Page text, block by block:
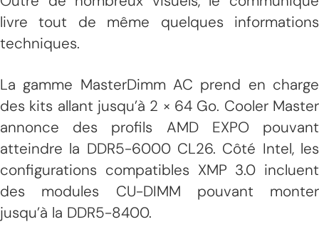
livre tout de même quelques informations
techniques.
La gamme MasterDimm AC prend en charge
des kits allant jusqu’à 2 × 64 Go. Cooler Master
annonce des profils AMD EXPO pouvant
atteindre la DDR5-6000 CL26. Côté Intel, les
configurations compatibles XMP 3.0 incluent
des modules CU-DIMM pouvant monter
jusqu’à la DDR5-8400.